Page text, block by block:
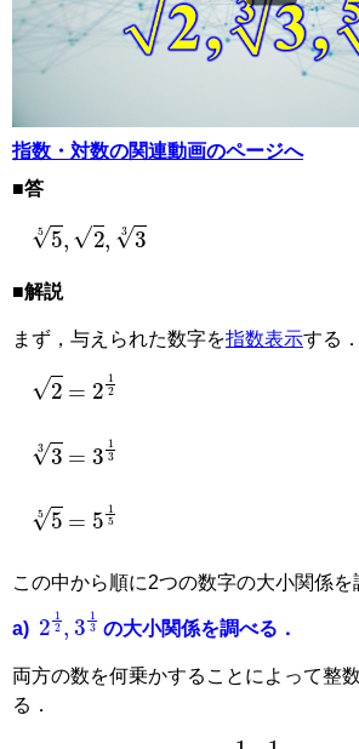
指数・対数の関連動画のページへ
■答
55 2,3 3
■解説
まず，与えられた数字を指数表示する．
2 =212
33=313
55=515
この中から順に2つの数字の大小関係を
a) 21 2,313
の大小関係を調べる．
両方の数を何乗かすることによって整
る．